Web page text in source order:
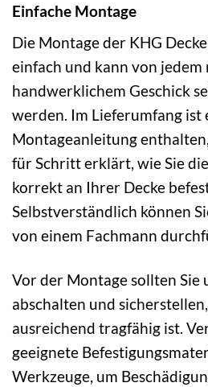
Einfache Montage
Die Montage der KHG
einfach und kann von jedem
handwerklichem Geschick
werden. Im Lieferumfang
Montageanleitung
für Schritt erklärt, wie Sie
korrekt an Ihrer Decke
Selbstverständlich können
von einem Fachmann
Vor der Montage sollten Sie
abschalten und
ausreichend tragfähig ist.
geeignete
Werkzeuge, um